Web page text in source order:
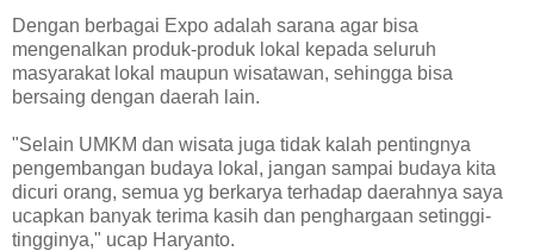
Dengan berbagai Expo adalah sarana agar bisa
mengenalkan produk-produk lokal kepada seluruh
masyarakat lokal maupun wisatawan, sehingga bisa
bersaing dengan daerah lain.
"Selain UMKM dan wisata juga tidak kalah pentingnya
pengembangan budaya lokal, jangan sampai budaya kita
dicuri orang, semua yg berkarya terhadap daerahnya saya
ucapkan banyak terima kasih dan penghargaan setinggi-
tingginya," ucap Haryanto.